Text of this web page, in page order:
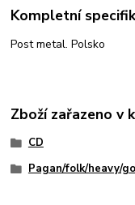
Kompletní
Post metal. Polsko
Zboží zařazeno v
CD
Pagan/folk/heavy/